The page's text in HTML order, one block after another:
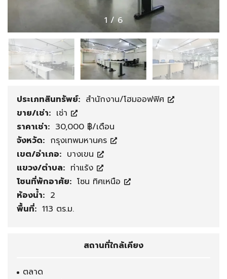
1 /6
ประเภทสินทรัพย์: สำนักงาน/โฮมออฟฟิศ
ขาย/เช่า: เช่า
ราคาเช่า: 30,000 ฿/เดือน
จังหวัด: กรุงเทพมหานคร
เขต/อำเภอ: บางเขน
แขวง/ตำบล: ท่าแร้ง
โซนที่พักอาศัย: โซน ทิศเหนือ
ห้องน้ำ: 2
พื้นที่: 113 ตร.ม.
สถานที่ใกล้เคียง
ตลาด